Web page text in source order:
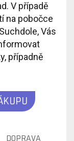
V případě
na pobočce
Vás
případně
DOPRAVA